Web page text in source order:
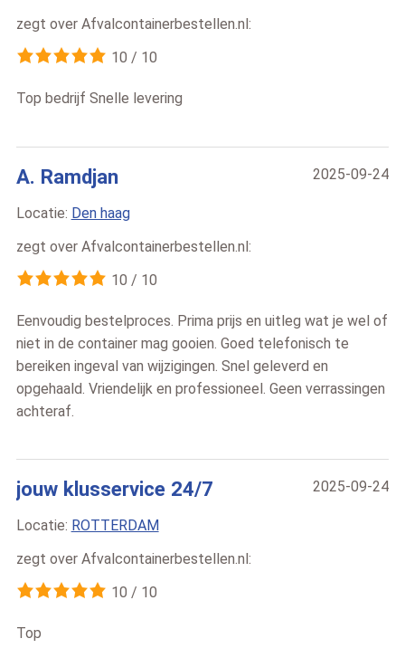
zegt over Afvalcontainerbestellen.nl:
10 / 10
Top bedrijf Snelle levering
2025-09-24
A. Ramdjan
Locatie: Den haag
zegt over Afvalcontainerbestellen.nl:
10 / 10
Eenvoudig bestelproces. Prima prijs en uitleg wat je wel of
niet in de container mag gooien. Goed telefonisch te
bereiken ingeval van wijzigingen. Snel geleverd en
opgehaald. Vriendelijk en professioneel. Geen verrassingen
achteraf.
2025-09-24
jouw klusservice 24/7
Locatie: ROTTERDAM
zegt over Afvalcontainerbestellen.nl :
10 / 10
Top